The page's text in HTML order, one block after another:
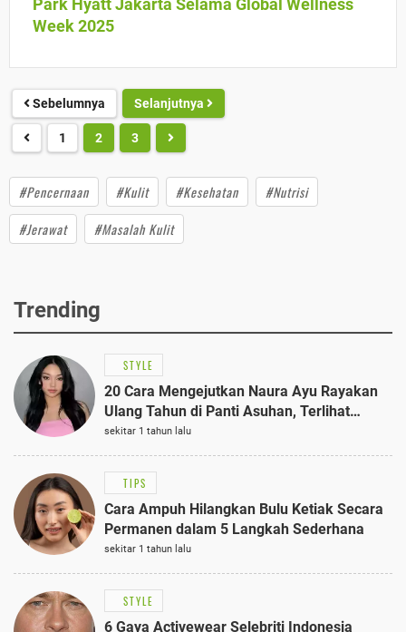
Park Hyatt Jakarta Selama Global Wellness
Week 2025
Sebelumnya Selanjutnya
1 2 3
#Pencernaan #Kulit #Kesehatan
#Nutrisi
#Jerawat
#Masalah Kulit
Trending
STYLE
20 Cara Mengejutkan Naura Ayu Rayakan
Ulang Tahun di Panti Asuhan, Terlihat
Anggun dengan Kaftan Cokelat
sekitar 1 tahun lalu
TIPS
Cara Ampuh Hilangkan Bulu Ketiak Secara
Permanen dalam 5 Langkah Sederhana
sekitar 1 tahun lalu
STYLE
6 Gaya Activewear Selebriti Indonesia